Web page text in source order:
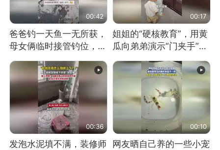
00:42
爸爸钓一天鱼一无所获，
母女俩临时接管钓位，用
玩具鱼竿钓上大鱼
00:17
姐姐的“硬核教育”，用黄
瓜向弟弟演示“门夹手”，
网友：果然言传不如身
教！
00:36
发泡水泥填不满，装修师
00:10
网友晒自己养的一些小宠